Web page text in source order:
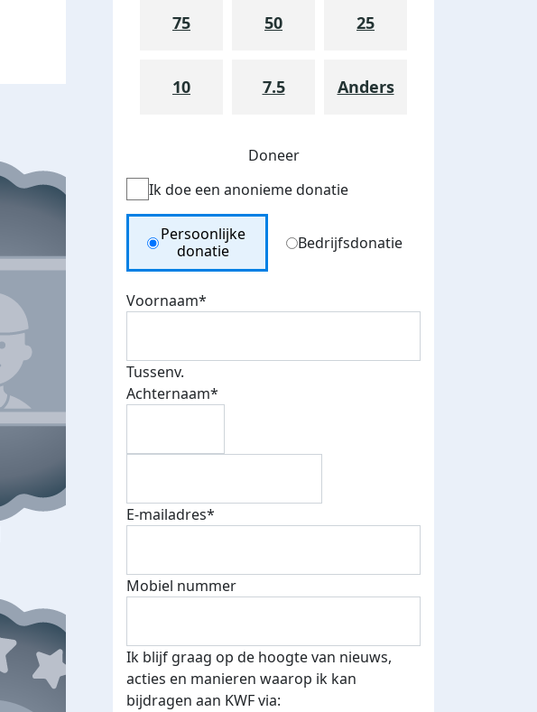
E-mails verstuurd
Top fondsenwerver
75 50 25
10 7.5 Anders
Doneer
Ik doe een anonieme donatie
Donation Type
Persoonlijke
donatie
Bedrijfsdonatie
Voornaam*
Tussenv.
Achternaam*
E-mailadres*
Mobiel nummer
Ik blijf graag op de hoogte van nieuws,
acties en manieren waarop ik kan
bijdragen aan KWF via: